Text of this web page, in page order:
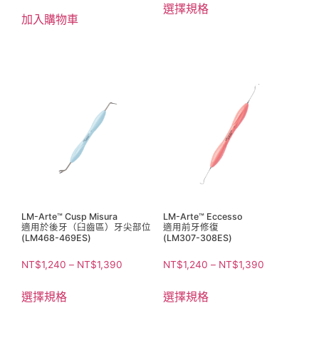
加入購物車
選擇規格
LM-Arte™ Cusp Misura
適用於後牙（臼齒區）牙尖部位
(LM468-469ES)
NT$1,240 – NT$1,390
選擇規格
LM-Arte™ Eccesso
適用前牙修復
(LM307-308ES)
NT$1,240 – NT$1,390
選擇規格